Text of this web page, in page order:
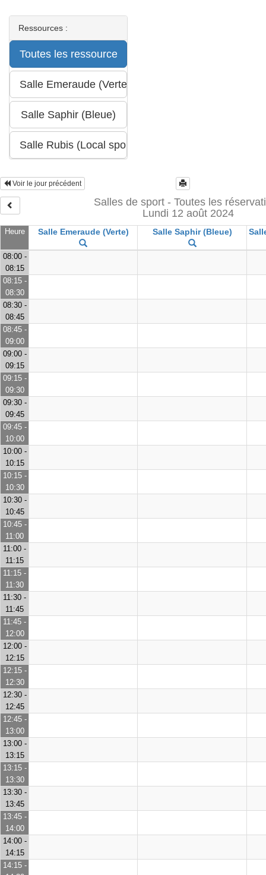
Ressources :
Voir le jour précédent
Salles de sport - Toutes les
Lundi 12 août 2024
Heure Salle Emeraude (Verte) Salle Saphir (Bleue)
08:00 -
08:15
08:15 -
08:30
08:30 -
08:45
08:45 -
09:00
09:00 -
09:15
09:15 -
09:30
09:30 -
09:45
09:45 -
10:00
10:00 -
10:15
10:15 -
10:30
10:30 -
10:45
10:45 -
11:00
11:00 -
11:15
11:15 -
11:30
11:30 -
11:45
11:45 -
12:00
12:00 -
12:15
12:15 -
12:30
12:30 -
12:45
12:45 -
13:00
13:00 -
13:15
13:15 -
13:30
13:30 -
13:45
13:45 -
14:00
14:00 -
14:15
14:15 -